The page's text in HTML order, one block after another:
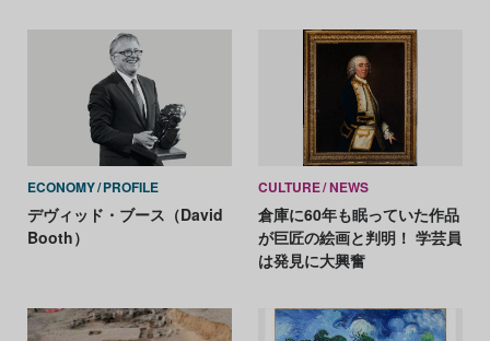
ECONOMY PROFILE
デヴィッド・ブース（David
Booth）
CULTURE NEWS
倉庫に60年も眠っていた作品
が巨匠の絵画と判明！ 学芸員
は発見に大興奮